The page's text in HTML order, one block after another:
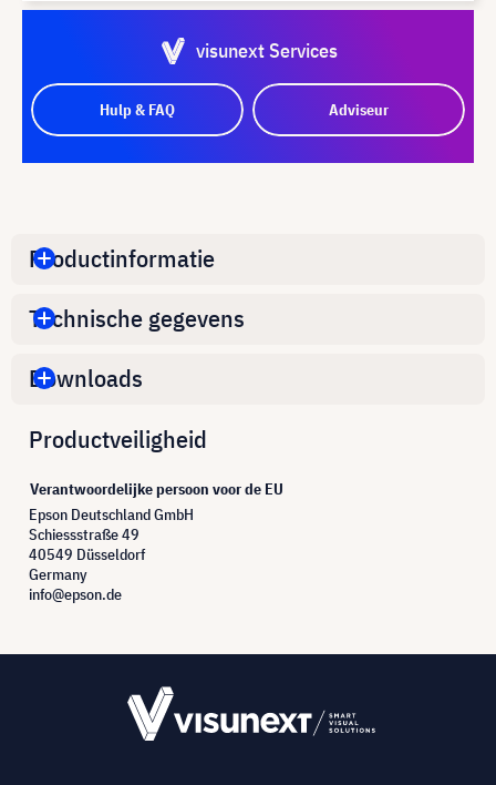
visunext Services
Hulp & FAQ Adviseur
Productinformatie
Technische gegevens
Downloads
Productveiligheid
Verantwoordelijke persoon voor de EU
Epson Deutschland GmbH
Schiessstraße 49
40549 Düsseldorf
Germany
info@epson.de